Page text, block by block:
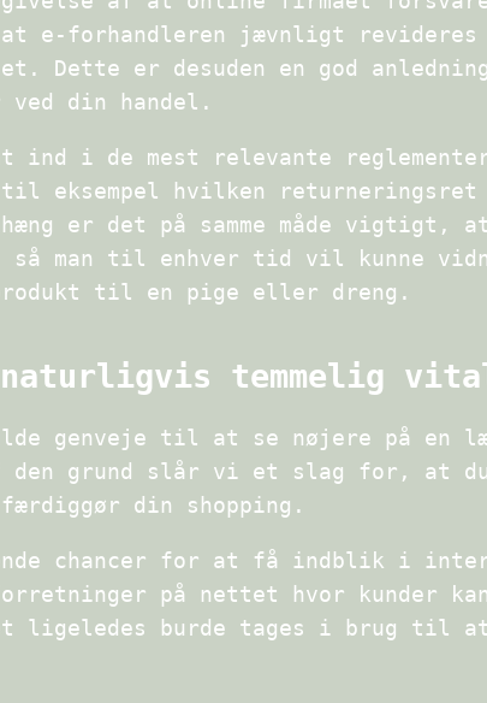
e-forhandleren jævnligt
Dette er desuden en god
ved din handel.
i de mest relevante
til eksempel hvilken
er det på samme måde vigtigt,
man til enhver tid vil kunne
til en pige eller dreng.
temmelig
genveje til at se nøjere på en
den grund slår vi et slag for, at
din shopping.
chancer for at få indblik i
på nettet hvor kunder
ligeledes burde tages i brug til